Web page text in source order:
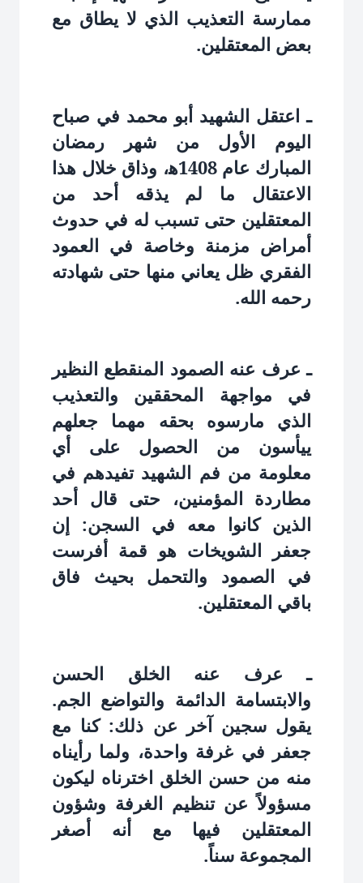
ممارسة التعذيب الذي لا يطاق مع
بعض المعتقلين.
ـ اعتقل الشهيد أبو محمد في صباح
اليوم الأول من شهر رمضان
المبارك عام 1408ﻫ، وذاق خلال هذا
الاعتقال ما لم يذقه أحد من
المعتقلين حتى تسبب له في حدوث
أمراض مزمنة وخاصة في العمود
الفقري ظل يعاني منها حتى شهادته
رحمه الله.
ـ عرف عنه الصمود المنقطع النظير
في مواجهة المحققين والتعذيب
الذي مارسوه بحقه مهما جعلهم
ييأسون من الحصول على أي
معلومة من فم الشهيد تفيدهم في
مطاردة المؤمنين، حتى قال أحد
الذين كانوا معه في السجن: إن
جعفر الشويخات هو قمة أفرست
في الصمود والتحمل بحيث فاق
باقي المعتقلين.
ـ عرف عنه الخلق الحسن
والابتسامة الدائمة والتواضع الجم.
يقول سجين آخر عن ذلك: كنا مع
جعفر في غرفة واحدة، ولما رأيناه
منه من حسن الخلق اخترناه ليكون
مسؤولاً عن تنظيم الغرفة وشؤون
المعتقلين فيها مع أنه أصغر
المجموعة سناً.